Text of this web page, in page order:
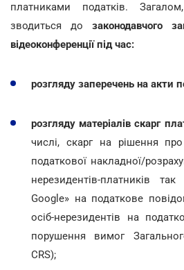
платниками податків.
зводиться до законодавчого
відеоконференції під час:
розгляду заперечень на акти
розгляду матеріалів скарг
числі, скарг на рішення
податкової накладної/
нерезидентів-платників
Google» на податкове
осіб-нерезидентів на
порушення вимог
CRS);